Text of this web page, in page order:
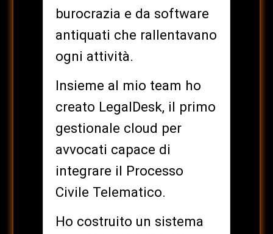
burocrazia e da software
antiquati che rallentavano
ogni attività.
Insieme al mio team ho
creato LegalDesk, il primo
gestionale cloud per
avvocati capace di
integrare il Processo
Civile Telematico.
Ho costruito un sistema